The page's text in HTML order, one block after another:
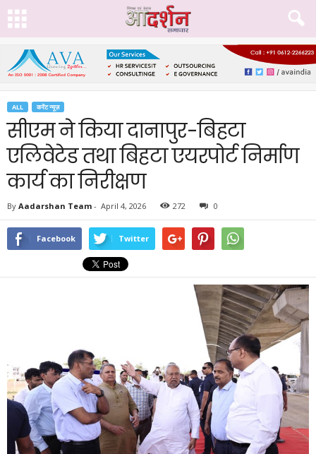
ALL करेंट न्यूज़
सीएम ने किया दानापुर-बिहटा
एलिवेटेड तथा बिहटा एयरपोर्ट निर्माण
कार्य का निरीक्षण
By Aadarshan Team - April 4, 2026 272 0
Facebook Twitter